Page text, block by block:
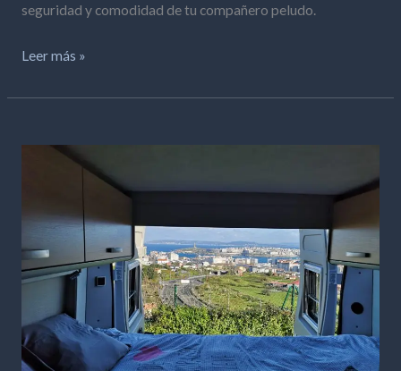
seguridad y comodidad de tu compañero peludo.
Leer más »
Semana
autocaravana